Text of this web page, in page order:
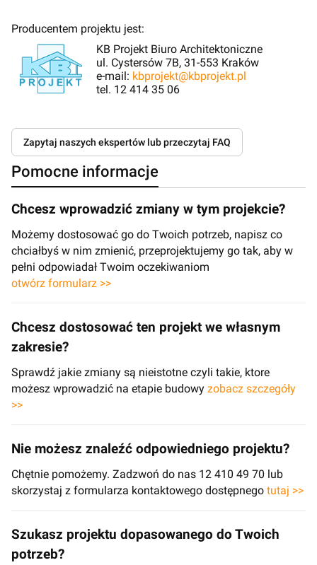
Producentem projektu jest:
KB Projekt Biuro Architektoniczne
ul. Cystersów 7B, 31-553 Kraków
e-mail: kbprojekt@kbprojekt.pl
tel. 12 414 35 06
Zapytaj naszych ekspertów lub przeczytaj FAQ
Pomocne informacje
Chcesz wprowadzić zmiany w tym projekcie?
Możemy dostosować go do Twoich potrzeb, napisz co
chciałbyś w nim zmienić, przeprojektujemy go tak, aby w
pełni odpowiadał Twoim oczekiwaniom
otwórz formularz >>
Chcesz dostosować ten projekt we własnym
zakresie?
Sprawdź jakie zmiany są nieistotne czyli takie, ktore
możesz wprowadzić na etapie budowy zobacz szczegóły
>>
Nie możesz znaleźć odpowiedniego projektu?
Chętnie pomożemy. Zadzwoń do nas 12 410 49 70 lub
skorzystaj z formularza kontaktowego dostępnego tutaj >>
Szukasz projektu dopasowanego do Twoich
potrzeb?